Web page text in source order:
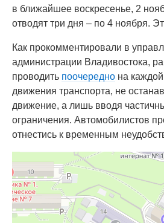
в ближайшее воскресенье, 2
отводят три дня – по 4 ноября.
Как прокомментировали в
администрации Владивостока,
проводить поочередно на
движения транспорта, не
движение, а лишь вводя
ограничения. Автомобилистов
отнестись к временным